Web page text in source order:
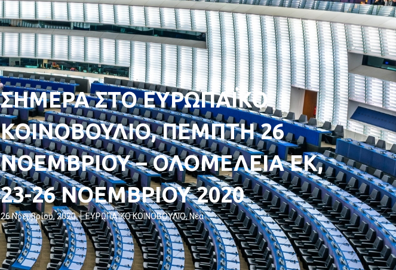
ΣΗΜΕΡΑ ΣΤΟ ΕΥΡΩΠΑΪΚΟ
ΚΟΙΝΟΒΟΥΛΙΟ, ΠΕΜΠΤΗ 26
ΝΟΕΜΒΡΙΟΥ – ΟΛΟΜΕΛΕΙΑ ΕΚ,
23-26 ΝΟΕΜΒΡΙΟΥ 2020
26 Νοεμβρίου, 2020 ΕΥΡΩΠΑΪΚΟ ΚΟΙΝΟΒΟΥΛΙΟ,Νέα